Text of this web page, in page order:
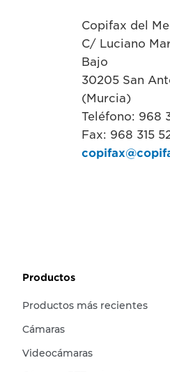
Copifax del
C/ Luciano
Bajo
30205 San
(Murcia)
Teléfono: 968
Fax: 968 315
Productos
Productos más recientes
Cámaras
Videocámaras